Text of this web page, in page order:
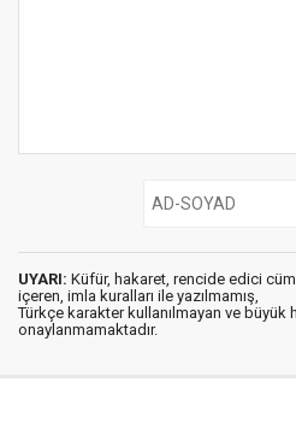
UYARI: Küfür, hakaret, rencide edici
içeren, imla kuralları ile yazılmamış,
Türkçe karakter kullanılmayan ve büyük
onaylanmamaktadır.